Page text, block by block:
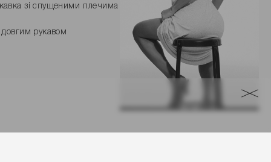
зі спущеними плечима
довгим рукавом